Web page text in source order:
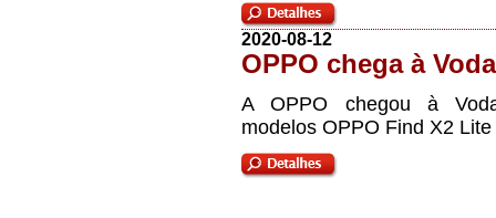
2020-08-12
OPPO chega à
A OPPO chegou à
modelos OPPO Find X2